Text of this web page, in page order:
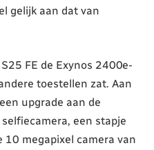
gelijk aan dat van
FE de Exynos 2400e-
toestellen zat. Aan
upgrade aan de
een stapje
megapixel camera van